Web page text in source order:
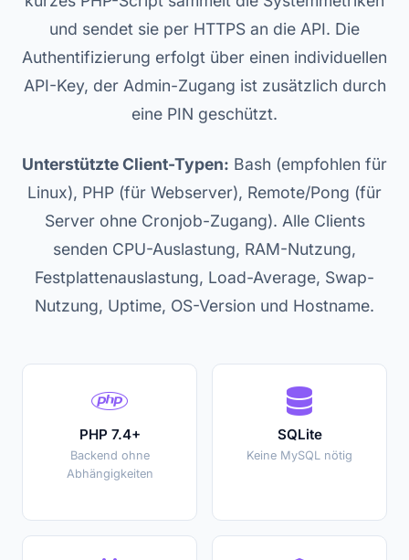
und sendet sie per HTTPS an die API. Die
Authentifizierung erfolgt über einen individuellen
API-Key, der Admin-Zugang ist zusätzlich durch
eine PIN geschützt.
Unterstützte Client-Typen: Bash (empfohlen für
Linux), PHP (für Webserver), Remote/Pong (für
Server ohne Cronjob-Zugang). Alle Clients
senden CPU-Auslastung, RAM-Nutzung,
Festplattenauslastung, Load-Average, Swap-
Nutzung, Uptime, OS-Version und Hostname.
PHP 7.4+
Backend ohne
Abhängigkeiten
SQLite
Keine MySQL nötig